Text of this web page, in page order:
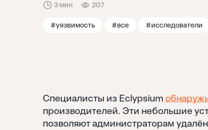
3 мин 207
#уязвимость #все #исследователи
Специалисты из Eclypsium
производителей. Эти небольшие
позволяют администраторам